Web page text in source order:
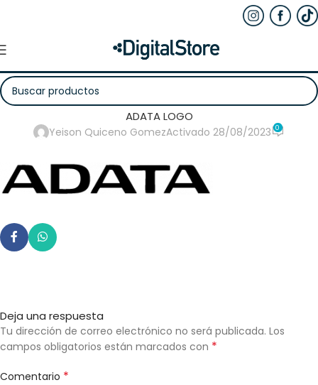
ADATA LOGO
Yeison Quiceno GomezActivado 28/08/2023 0
Deja una respuesta
Tu dirección de correo electrónico no será publicada. Los
campos obligatorios están marcados con *
Comentario *